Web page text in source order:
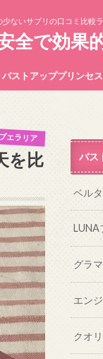
ないサプリの口コミ比較
全で効果
バストアッププリンセ
エラリア
を比
バス
ベル
LUNA
グラ
エン
クオ